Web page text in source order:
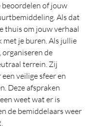
of jouw
Als dat
thuis om jouw verhaal
met je buren. Als jullie
organiseren de
terrein. Zij
veilige sfeer en
Deze afspraken
weet wat er is
de bemiddelaars weer